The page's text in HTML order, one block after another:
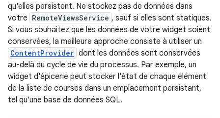
qu'elles persistent. Ne stockez pas de données dans
votre RemoteViewsService , sauf si elles sont statiques.
Si vous souhaitez que les données de votre widget soient
conservées, la meilleure approche consiste à utiliser un
ContentProvider dont les données sont conservées
au-delà du cycle de vie du processus. Par exemple, un
widget d'épicerie peut stocker l'état de chaque élément
de la liste de courses dans un emplacement persistant,
tel qu'une base de données SQL.